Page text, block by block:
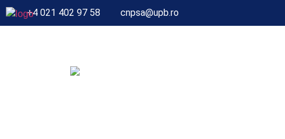
+4 021 402 97 58 cnpsa@upb.ro